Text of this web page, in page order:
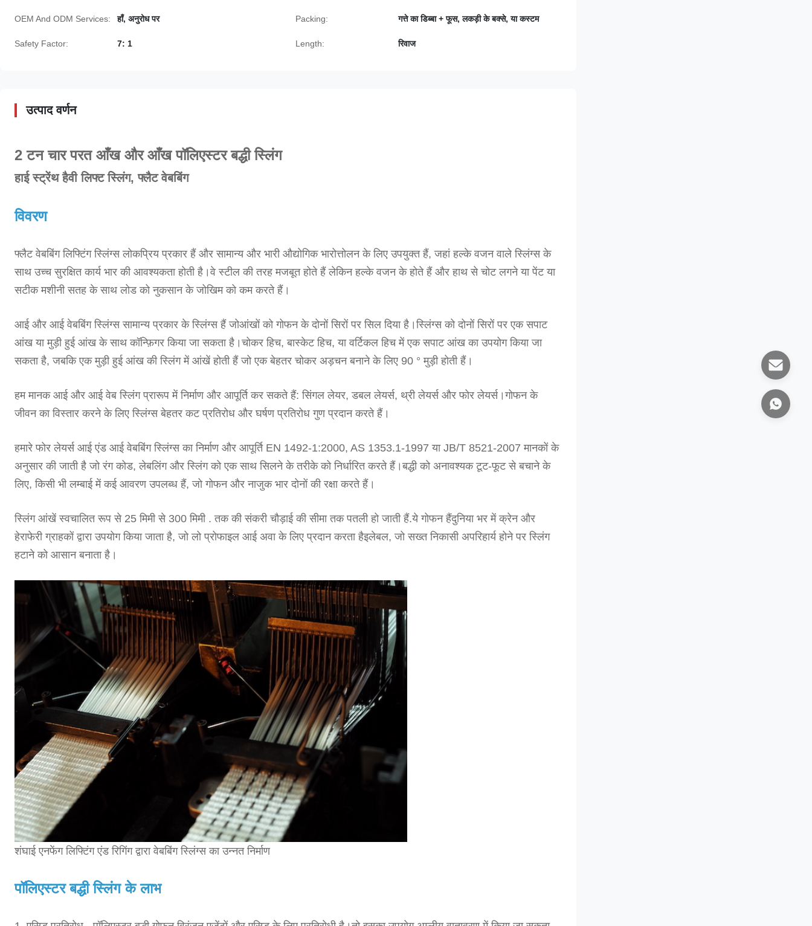
OEM And ODM Services: हाँ, अनुरोध पर Packing: गत्ते का डिब्बा + फूस, लकड़ी के बक्से, या कस्टम
Safety Factor: 7: 1 Length: रिवाज
उत्पाद वर्णन
2 टन चार परत आँख और आँख पॉलिएस्टर बद्धी स्लिंग
हाई स्ट्रेंथ हैवी लिफ्ट स्लिंग, फ्लैट वेबबिंग
विवरण
फ्लैट वेबबिंग लिफ्टिंग स्लिंग्स लोकप्रिय प्रकार हैं और सामान्य और भारी औद्योगिक भारोत्तोलन के लिए उपयुक्त हैं, जहां हल्के वजन वाले स्लिंग्स के
साथ उच्च सुरक्षित कार्य भार की आवश्यकता होती है।वे स्टील की तरह मजबूत होते हैं लेकिन हल्के वजन के होते हैं और हाथ से चोट लगने या पेंट या
सटीक मशीनी सतह के साथ लोड को नुकसान के जोखिम को कम करते हैं।
आई और आई वेबबिंग स्लिंग्स सामान्य प्रकार के स्लिंग्स हैं जोआंखों को गोफन के दोनों सिरों पर सिल दिया है।स्लिंग्स को दोनों सिरों पर एक सपाट
आंख या मुड़ी हुई आंख के साथ कॉन्फ़िगर किया जा सकता है।चोकर हिच, बास्केट हिच, या वर्टिकल हिच में एक सपाट आंख का उपयोग किया जा
सकता है, जबकि एक मुड़ी हुई आंख की स्लिंग में आंखें होती हैं जो एक बेहतर चोकर अड़चन बनाने के लिए 90 ° मुड़ी होती हैं।
हम मानक आई और आई वेब स्लिंग प्रारूप में निर्माण और आपूर्ति कर सकते हैं: सिंगल लेयर, डबल लेयर्स, थ्री लेयर्स और फोर लेयर्स।गोफन के
जीवन का विस्तार करने के लिए स्लिंग्स बेहतर कट प्रतिरोध और घर्षण प्रतिरोध गुण प्रदान करते हैं।
हमारे फोर लेयर्स आई एंड आई वेबबिंग स्लिंग्स का निर्माण और आपूर्ति EN 1492-1:2000, AS 1353.1-1997 या JB/T 8521-2007 मानकों के
अनुसार की जाती है जो रंग कोड, लेबलिंग और स्लिंग को एक साथ सिलने के तरीके को निर्धारित करते हैं।बद्धी को अनावश्यक टूट-फूट से बचाने के
लिए, किसी भी लम्बाई में कई आवरण उपलब्ध हैं, जो गोफन और नाजुक भार दोनों की रक्षा करते हैं।
स्लिंग आंखें स्वचालित रूप से 25 मिमी से 300 मिमी . तक की संकरी चौड़ाई की सीमा तक पतली हो जाती हैं.ये गोफन हैंदुनिया भर में क्रेन और
हेराफेरी ग्राहकों द्वारा उपयोग किया जाता है, जो लो प्रोफाइल आई अवा के लिए प्रदान करता हैइलेबल, जो सख्त निकासी अपरिहार्य होने पर स्लिंग
हटाने को आसान बनाता है।
शंघाई एनफेंग लिफ्टिंग एंड रिगिंग द्वारा वेबबिंग स्लिंग्स का उन्नत निर्माण
पॉलिएस्टर बद्धी स्लिंग के लाभ